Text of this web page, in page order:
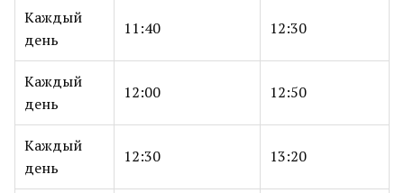
Каждый
день
11:40 12:30
Каждый
день
12:00 12:50
Каждый
день
12:30 13:20